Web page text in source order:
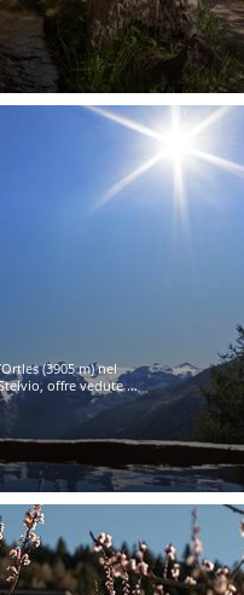
(3905 m) nel
offre vedute ...